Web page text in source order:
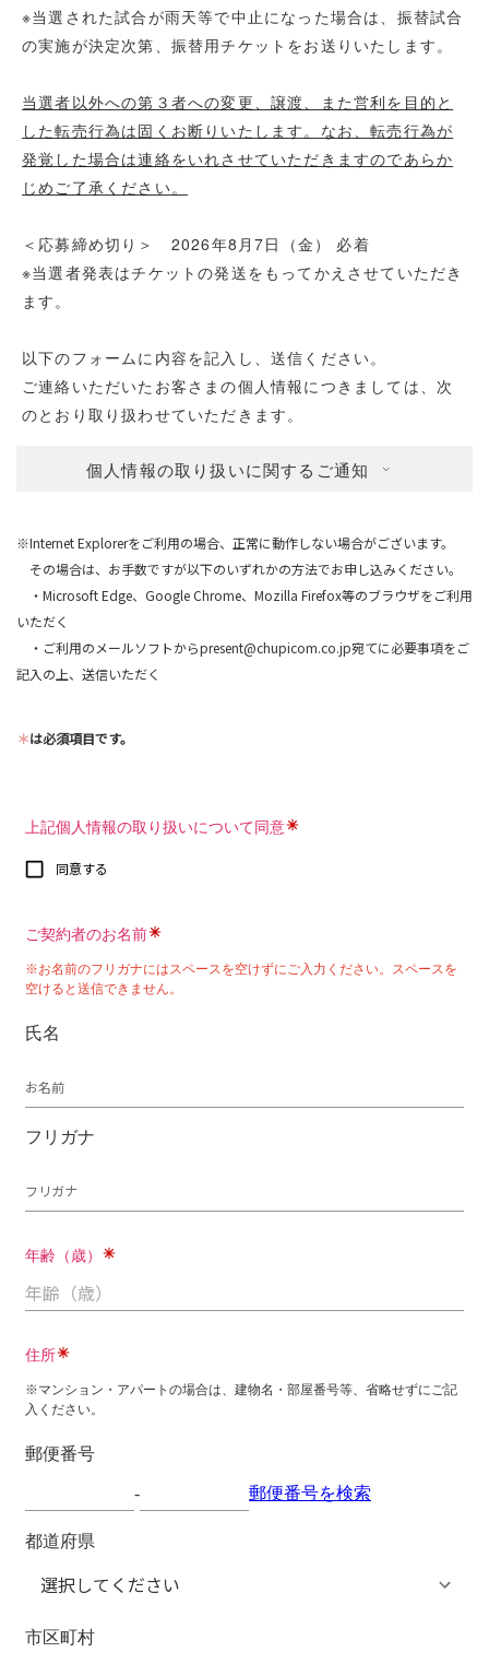
※当選された試合が雨天等で中止になった場合は、振替試合
の実施が決定次第、振替用チケットをお送りいたします。
当選者以外への第３者への変更、譲渡、また営利を目的と
した転売行為は固くお断りいたします。なお、転売行為が
発覚した場合は連絡をいれさせていただきますのであらか
じめご了承ください。
＜応募締め切り＞ 2026年8月7日（金） 必着
※当選者発表はチケットの発送をもってかえさせていただき
ます。
以下のフォームに内容を記入し、送信ください。
ご連絡いただいたお客さまの個人情報につきましては、次
のとおり取り扱わせていただきます。
個人情報の取り扱いに関するご通知
※Internet Explorerをご利用の場合、正常に動作しない場合がございます。
その場合は、お手数ですが以下のいずれかの方法でお申し込みください。
・Microsoft Edge、Google Chrome、Mozilla Firefox等のブラウザをご利用
いただく
・ご利用のメールソフトからpresent@chupicom.co.jp宛てに必要事項をご
記入の上、送信いただく
＊は必須項目です。